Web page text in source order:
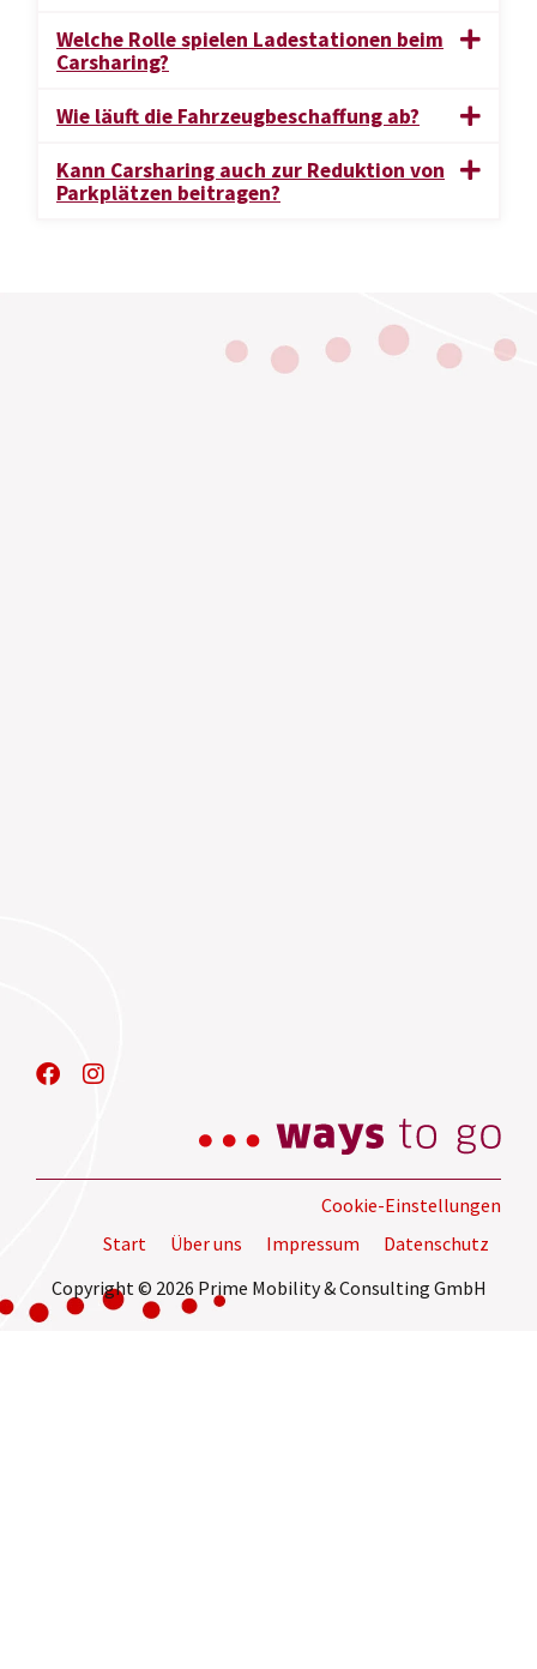
Welche Rolle spielen Ladestationen beim
Carsharing?
Wie läuft die Fahrzeugbeschaffung ab?
Kann Carsharing auch zur Reduktion von
Parkplätzen beitragen?
Copyright © 2026 Prime Mobility & Consulting GmbH
Cookie-Einstellungen
Start
Über uns Impressum Datenschutz